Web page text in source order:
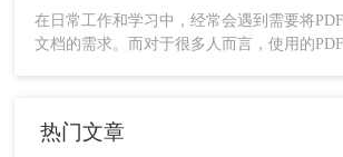
将PDF转换成Word的方法，帮助您轻松实现
在日常工作和学习中，经常会遇到需要将
文档的需求。而对于很多人而言，使用的PDF
热门文章